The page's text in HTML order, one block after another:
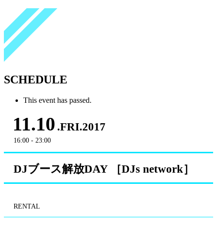
SCHEDULE
This event has passed.
11.10 .FRI.2017
16:00 - 23:00
DJブース解放DAY ［DJs network］
RENTAL